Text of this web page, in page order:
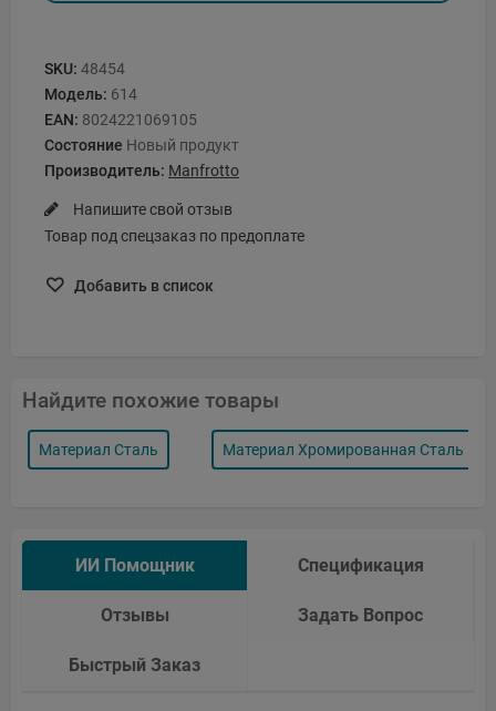
SKU: 48454
Модель: 614
EAN: 8024221069105
Состояние Новый продукт
Производитель: Manfrotto
Напишите свой отзыв
Товар под спецзаказ по предоплате
Добавить в список
Найдите похожие товары
Материал Сталь Материал Хромированная Сталь
ИИ Помощник Спецификация
Отзывы Задать Вопрос
Быстрый Заказ